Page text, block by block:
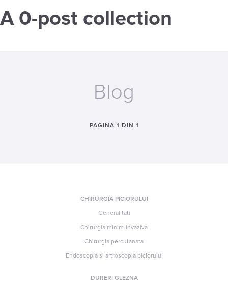
A 0-post collection
Blog
PAGINA 1 DIN 1
CHIRURGIA PICIORULUI
Generalitati
Chirurgia minim-invaziva
Chirurgia percutanata
Endoscopia si artroscopia piciorului
DURERI GLEZNA